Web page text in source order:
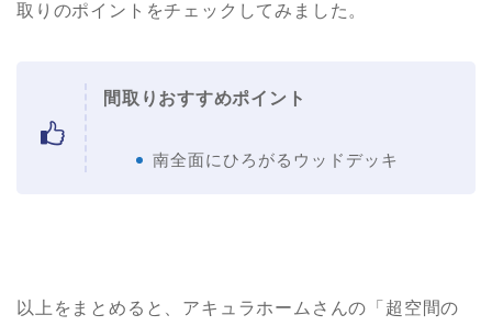
取りのポイントをチェックしてみました。
間取りおすすめポイント
南全面にひろがるウッドデッキ
以上をまとめると、アキュラホームさんの「超空間の